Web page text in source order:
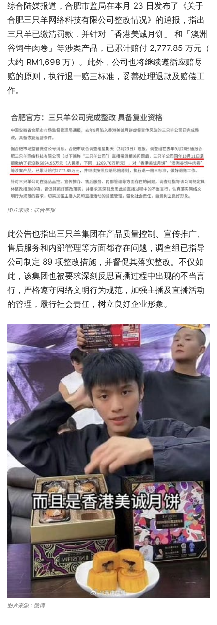
综合陆媒报道，合肥市监局在本月 23 日发布了《关于
合肥三只羊网络科技有限公司整改情况》的通报，指出
三只羊已缴清罚款，并针对「香港美诚月饼」 和「澳洲
谷饲牛肉卷」等涉案产品，已累计赔付 2,777.85 万元（
大约 RM1,698 万）。此外，公司也将继续遵循应赔尽
赔的原则，执行退一赔三标准，妥善处理退款及赔偿工
作。
图片来源：联合早报
此公告也指出三只羊集团在产品质量控制、宣传推广、
售后服务和内部管理等方面都存在问题，调查组已指导
公司制定 89 项整改措施，并督促其落实整改。不仅如
此，该集团也被要求深刻反思直播过程中出现的不当言
行，严格遵守网络文明行为规范，加强主播及直播活动
的管理，履行社会责任，树立良好企业形象。
图片来源：微博